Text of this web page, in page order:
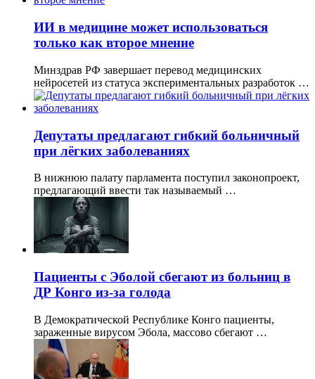
ИИ в медицине может использоваться
только как второе мнение
Минздрав РФ завершает перевод медицинских
нейросетей из статуса экспериментальных разработок …
Депутаты предлагают гибкий больничный
при лёгких заболеваниях
В нижнюю палату парламента поступил законопроект,
предлагающий ввести так называемый …
Пациенты с Эболой сбегают из больниц в
ДР Конго из-за голода
В Демократической Республике Конго пациенты,
зараженные вирусом Эбола, массово сбегают …